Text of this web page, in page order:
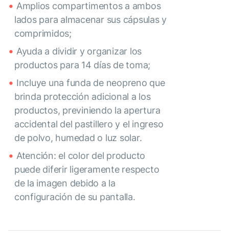
Amplios compartimentos a ambos
lados para almacenar sus cápsulas y
comprimidos;
Ayuda a dividir y organizar los
productos para 14 días de toma;
Incluye una funda de neopreno que
brinda protección adicional a los
productos, previniendo la apertura
accidental del pastillero y el ingreso
de polvo, humedad o luz solar.
Atención: el color del producto
puede diferir ligeramente respecto
de la imagen debido a la
configuración de su pantalla.